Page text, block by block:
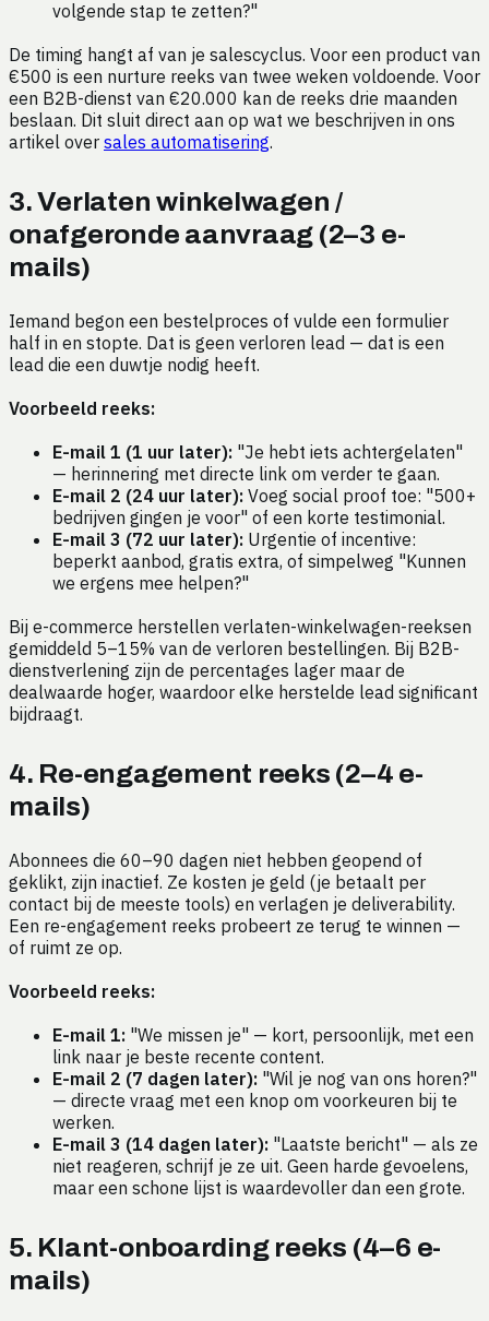
volgende stap te zetten?"
De timing hangt af van je salescyclus. Voor een product van
€500 is een nurture reeks van twee weken voldoende. Voor
een B2B-dienst van €20.000 kan de reeks drie maanden
beslaan. Dit sluit direct aan op wat we beschrijven in ons
artikel over sales automatisering.
3. Verlaten winkelwagen /
onafgeronde aanvraag (2–3 e-
mails)
Iemand begon een bestelproces of vulde een formulier
half in en stopte. Dat is geen verloren lead — dat is een
lead die een duwtje nodig heeft.
Voorbeeld reeks:
E-mail 1 (1 uur later): "Je hebt iets achtergelaten"
— herinnering met directe link om verder te gaan.
E-mail 2 (24 uur later): Voeg social proof toe: "500+
bedrijven gingen je voor" of een korte testimonial.
E-mail 3 (72 uur later): Urgentie of incentive:
beperkt aanbod, gratis extra, of simpelweg "Kunnen
we ergens mee helpen?"
Bij e-commerce herstellen verlaten-winkelwagen-reeksen
gemiddeld 5–15% van de verloren bestellingen. Bij B2B-
dienstverlening zijn de percentages lager maar de
dealwaarde hoger, waardoor elke herstelde lead significant
bijdraagt.
4. Re-engagement reeks (2–4 e-
mails)
Abonnees die 60–90 dagen niet hebben geopend of
geklikt, zijn inactief. Ze kosten je geld (je betaalt per
contact bij de meeste tools) en verlagen je deliverability.
Een re-engagement reeks probeert ze terug te winnen —
of ruimt ze op.
Voorbeeld reeks:
E-mail 1: "We missen je" — kort, persoonlijk, met een
link naar je beste recente content.
E-mail 2 (7 dagen later): "Wil je nog van ons horen?"
— directe vraag met een knop om voorkeuren bij te
werken.
E-mail 3 (14 dagen later): "Laatste bericht" — als ze
niet reageren, schrijf je ze uit. Geen harde gevoelens,
maar een schone lijst is waardevoller dan een grote.
5. Klant-onboarding reeks (4–6 e-
mails)